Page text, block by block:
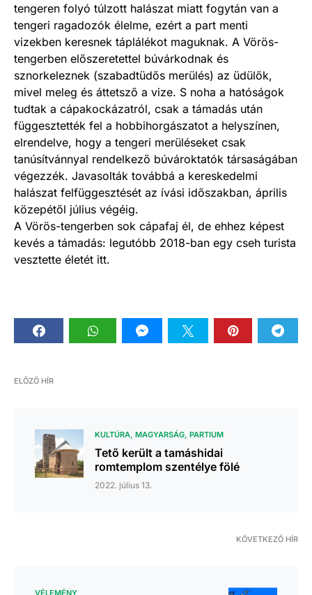
tengeren folyó túlzott halászat miatt fogytán van a
tengeri ragadozók élelme, ezért a part menti
vizekben keresnek táplálékot maguknak. A Vörös-
tengerben előszeretettel búvárkodnak és
sznorkeleznek (szabadtüdős merülés) az üdülők,
mivel meleg és áttetsző a vize. S noha a hatóságok
tudtak a cápakockázatról, csak a támadás után
függesztették fel a hobbihorgászatot a helyszínen,
elrendelve, hogy a tengeri merüléseket csak
tanúsítvánnyal rendelkező búvároktatók társaságában
végezzék. Javasolták továbbá a kereskedelmi
halászat felfüggesztését az ívási időszakban, április
közepétől július végéig.
A Vörös-tengerben sok cápafaj él, de ehhez képest
kevés a támadás: legutóbb 2018-ban egy cseh turista
vesztette életét itt.
ELŐZŐ HÍR
KULTÚRA MAGYARSÁG PARTIUM
Tető került a tamáshidai
romtemplom szentélye fölé
2022. július 13.
KÖVETKEZŐ HÍR